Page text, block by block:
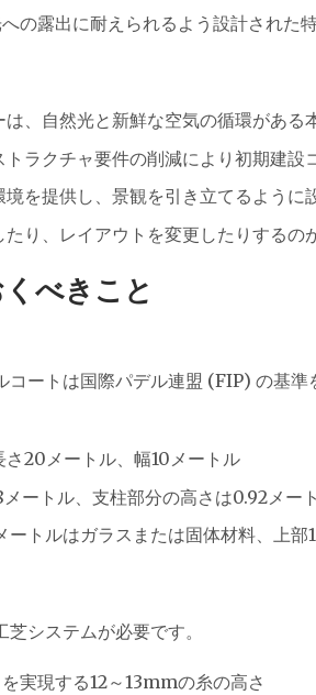
の露出に耐えられるよう設計された
、自然光と新鮮な空気の循環がある
ラクチャ要件の削減により初期建設
を提供し、景観を引き立てるように
り、レイアウトを変更したりするの
べきこと
コートは国際パデル連盟 (FIP) の基
20メートル、幅10メートル
ートル、支柱部分の高さは0.92メー
トルはガラスまたは固体材料、上部
システムが必要です。
実現する12～13mmの糸の高さ